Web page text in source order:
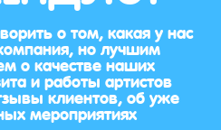
о том, какая у нас
но лучшим
о качестве наших
и работы артистов
клиентов, об уже
мероприятиях